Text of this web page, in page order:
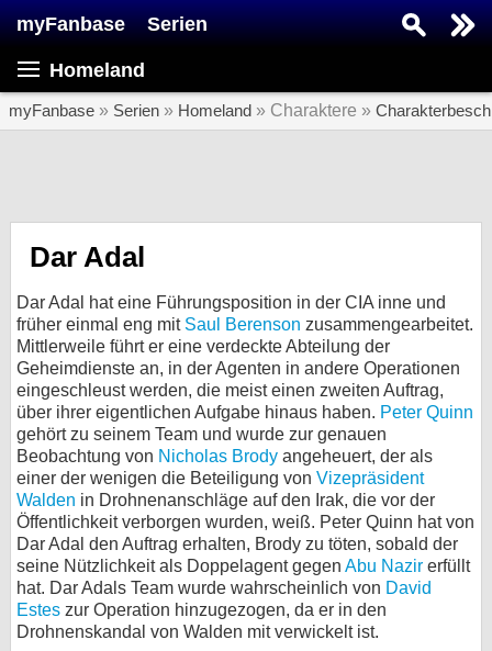
myFanbase Serien
Homeland
myFanbase » Serien » Homeland » Charaktere »
Dar Adal
Dar Adal hat eine Führungsposition in der CIA inne und
früher einmal eng mit Saul Berenson zusammengearbeitet.
Mittlerweile führt er eine verdeckte Abteilung der
Geheimdienste an, in der Agenten in andere Operationen
eingeschleust werden, die meist einen zweiten Auftrag,
über ihrer eigentlichen Aufgabe hinaus haben. Peter Quinn
gehört zu seinem Team und wurde zur genauen
Beobachtung von Nicholas Brody angeheuert, der als
einer der wenigen die Beteiligung von Vizepräsident
Walden in Drohnenanschläge auf den Irak, die vor der
Öffentlichkeit verborgen wurden, weiß. Peter Quinn hat von
Dar Adal den Auftrag erhalten, Brody zu töten, sobald der
seine Nützlichkeit als Doppelagent gegen Abu Nazir erfüllt
hat. Dar Adals Team wurde wahrscheinlich von David
Estes zur Operation hinzugezogen, da er in den
Drohnenskandal von Walden mit verwickelt ist.
SERIEN
KULTUR
Specials
SERVICE
Gewinnspiele
Forum
bei X
bei Facebook
Kontakt